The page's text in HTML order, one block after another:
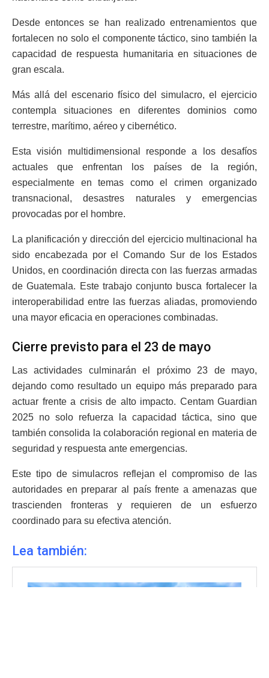
Desde entonces se han realizado entrenamientos que
fortalecen no solo el componente táctico, sino también la
capacidad de respuesta humanitaria en situaciones de
gran escala.
Más allá del escenario físico del simulacro, el ejercicio
contempla situaciones en diferentes dominios como
terrestre, marítimo, aéreo y cibernético.
Esta visión multidimensional responde a los desafíos
actuales que enfrentan los países de la región,
especialmente en temas como el crimen organizado
transnacional, desastres naturales y emergencias
provocadas por el hombre.
La planificación y dirección del ejercicio multinacional ha
sido encabezada por el Comando Sur de los Estados
Unidos, en coordinación directa con las fuerzas armadas
de Guatemala. Este trabajo conjunto busca fortalecer la
interoperabilidad entre las fuerzas aliadas, promoviendo
una mayor eficacia en operaciones combinadas.
Cierre previsto para el 23 de mayo
Las actividades culminarán el próximo 23 de mayo,
dejando como resultado un equipo más preparado para
actuar frente a crisis de alto impacto. Centam Guardian
2025 no solo refuerza la capacidad táctica, sino que
también consolida la colaboración regional en materia de
seguridad y respuesta ante emergencias.
Este tipo de simulacros reflejan el compromiso de las
autoridades en preparar al país frente a amenazas que
trascienden fronteras y requieren de un esfuerzo
coordinado para su efectiva atención.
Lea también: